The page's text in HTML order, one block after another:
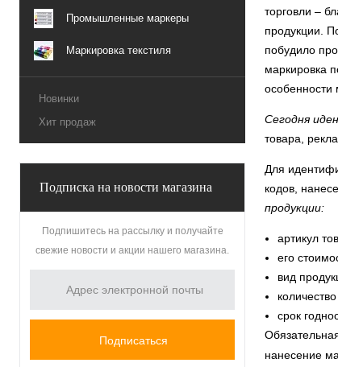
Промышленные маркеры
Маркировка текстиля
Новинки
Хит продаж
Подписка на новости магазина
Подпишитесь на рассылку и получайте
свежие новости и акции нашего магазина.
торговли –
продукции.
побудило
маркировка
особенности
Сегодня
товара,
Для
кодов,
продукции:
артикул
его
вид
срок
нанесение